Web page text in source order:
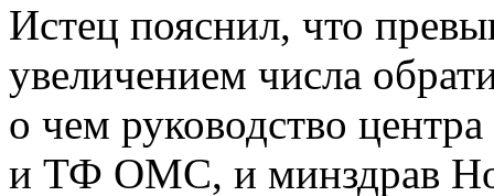
Истец пояснил, что
увеличением числа
о чем руководство
и ТФ ОМС, и минздрав